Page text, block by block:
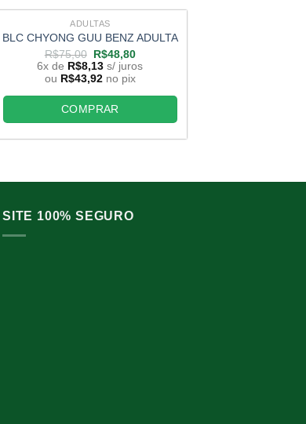
ADULTAS
BLC CHYONG GUU BENZ ADULTA
R$75,00 O
preço
original
era:
R$75,00.
R$48,80O
preço
atual
é:
R$48,80.
6x de R$8,13 s/ juros
ou R$43,92 no pix
COMPRAR
SITE 100% SEGURO